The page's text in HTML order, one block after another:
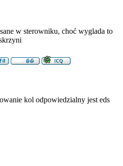
w sterowniku, choć wyglada to
kol odpowiedzialny jest eds